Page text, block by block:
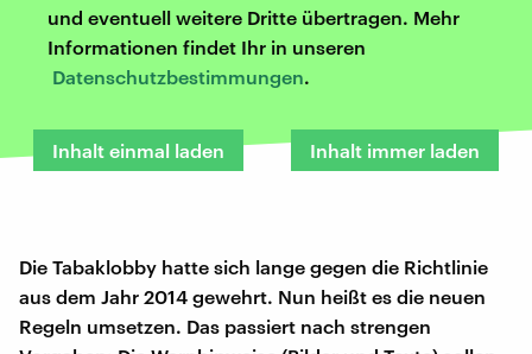
und eventuell weitere Dritte übertragen. Mehr
Informationen findet Ihr in unseren
Datenschutzbestimmungen.
Inhalt einmal laden Inhalt immer laden
Die Tabaklobby hatte sich lange gegen die Richtlinie
aus dem Jahr 2014 gewehrt. Nun heißt es die neuen
Regeln umsetzen. Das passiert nach strengen